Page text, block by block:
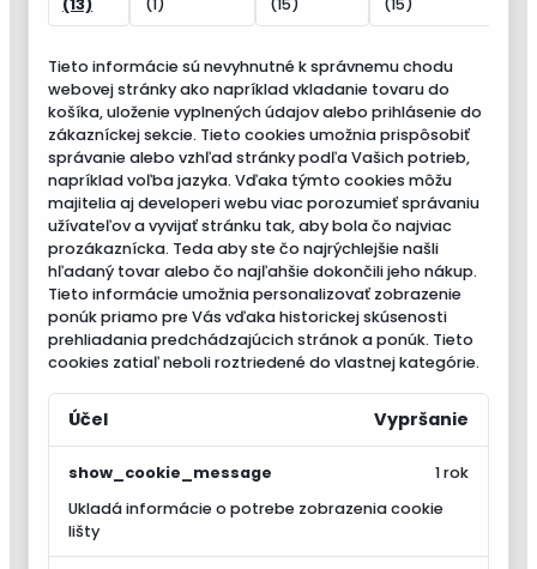
(13)
(1)
(15)
(15)
Tieto informácie sú nevyhnutné k správnemu chodu
webovej stránky ako napríklad vkladanie tovaru do
košíka, uloženie vyplnených údajov alebo prihlásenie do
zákazníckej sekcie. Tieto cookies umožnia prispôsobiť
správanie alebo vzhľad stránky podľa Vašich potrieb,
napríklad voľba jazyka. Vďaka týmto cookies môžu
majitelia aj developeri webu viac porozumieť správaniu
užívateľov a vyvijať stránku tak, aby bola čo najviac
prozákaznícka. Teda aby ste čo najrýchlejšie našli
hľadaný tovar alebo čo najľahšie dokončili jeho nákup.
Tieto informácie umožnia personalizovať zobrazenie
ponúk priamo pre Vás vďaka historickej skúsenosti
prehliadania predchádzajúcich stránok a ponúk. Tieto
cookies zatiaľ neboli roztriedené do vlastnej kategórie.
Účel Vypršanie
show_cookie_message
Ukladá informácie o potrebe zobrazenia cookie
lišty
1 rok